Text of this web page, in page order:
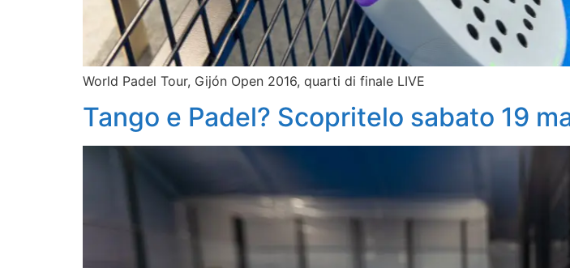
World Padel Tour, Gijón Open 2016, quarti di finale LIVE
Tango e Padel? Scopritelo sabato 19